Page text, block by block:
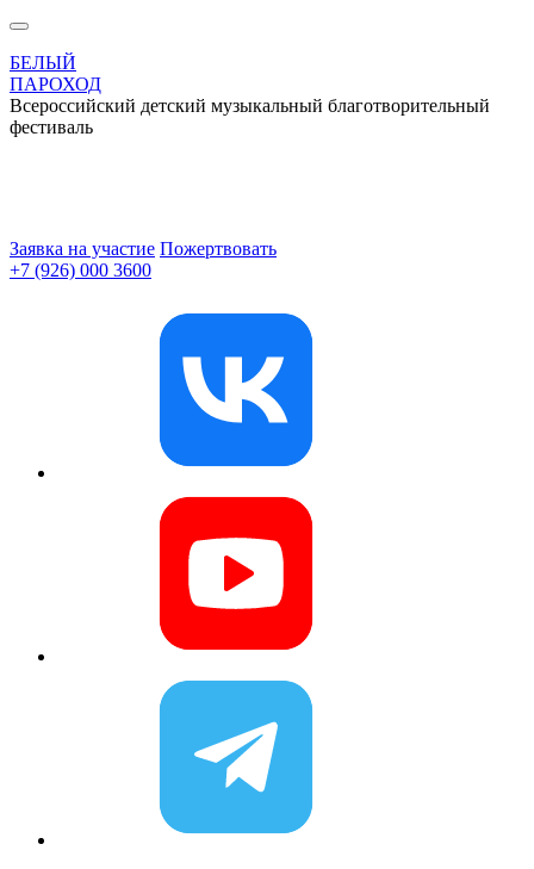
БЕЛЫЙ
ПАРОХОД
Всероссийский детский музыкальный благотворительный
фестиваль
Заявка на участие Пожертвовать
+7 (926) 000 3600